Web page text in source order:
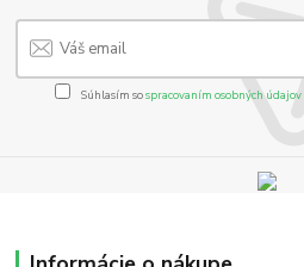
Súhlasím sospracovaním osobných údajov